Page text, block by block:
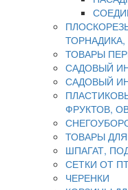
ПЛОСКОРЕЗЫ
ТОВАРЫ
САДОВЫЙ
САДОВЫЙ
ФРУКТОВ,
ТОВАРЫ
ШПАГАТ,
СЕТКИ ОТ
ЧЕРЕНКИ